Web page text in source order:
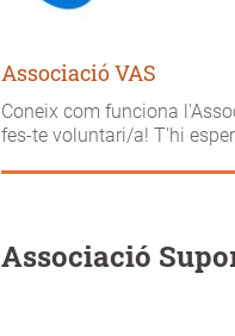
Associació VAS
Coneix com funciona
fes-te voluntari/a! T'hi
Associació